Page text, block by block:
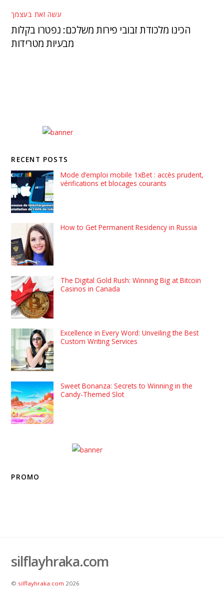
עשה זאת בעצמך
הכינו מלכודת זבובי פירות משלכם: נפטרו בקלות
מבעיות מטרידות
RECENT POSTS
Mode d’emploi mobile 1xBet : accès prudent,
vérifications et blocages courants
How to Get Permanent Residency in Russia
The Digital Gold Rush: Winning Big at Bitcoin
Casinos in Canada
Excellence in Every Word: Unveiling the Best
Custom Writing Services
Sweet Bonanza: Secrets to Winning in the
Candy-Themed Slot
PROMO
silflayhraka.com
© silflayhraka.com 2026